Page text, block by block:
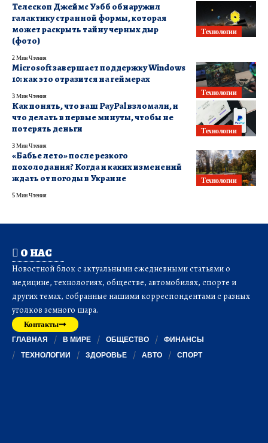
Технологии
Телескоп Джеймс Уэбб обнаружил
галактику странной формы, которая
может раскрыть тайну черных дыр
(фото)
2 Мин Чтения
Технологии
Microsoft завершает поддержку Windows
10: как это отразится на геймерах
3 Мин Чтения
Технологии
Как понять, что ваш PayPal взломали, и
что делать в первые минуты, чтобы не
потерять деньги
3 Мин Чтения
Технологии
«Бабье лето» после резкого
похолодания? Когда и каких изменений
ждать от погоды в Украине
5 Мин Чтения
О НАС
Новостной блок с актуальными ежедневными статьями о
медицине, технологиях, обществе, автомобилях, спорте и
других темах, собранные нашими корреспондентами с разных
уголков земного шара.
Контакты
ГЛАВНАЯ В МИРЕ ОБЩЕСТВО
ФИНАНСЫ
ТЕХНОЛОГИИ
ЗДОРОВЬЕ АВТО СПОРТ